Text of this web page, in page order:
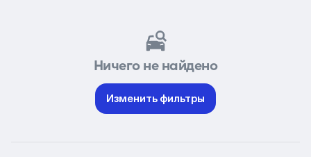
Ничего не найдено
Изменить фильтры